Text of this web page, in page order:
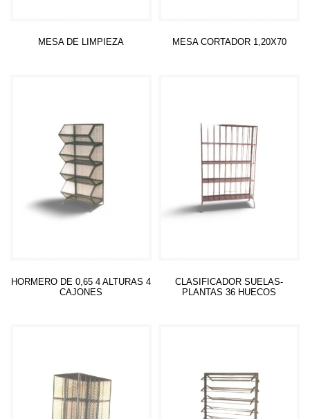
MESA DE LIMPIEZA MESA CORTADOR 1,20X70
HORMERO DE 0,65 4 ALTURAS 4
CAJONES
CLASIFICADOR SUELAS-
PLANTAS 36 HUECOS